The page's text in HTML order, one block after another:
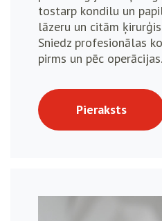
tostarp kondilu un
lāzeru un citām
Sniedz profesionālas
pirms un pēc operācijas.
Pieraksts